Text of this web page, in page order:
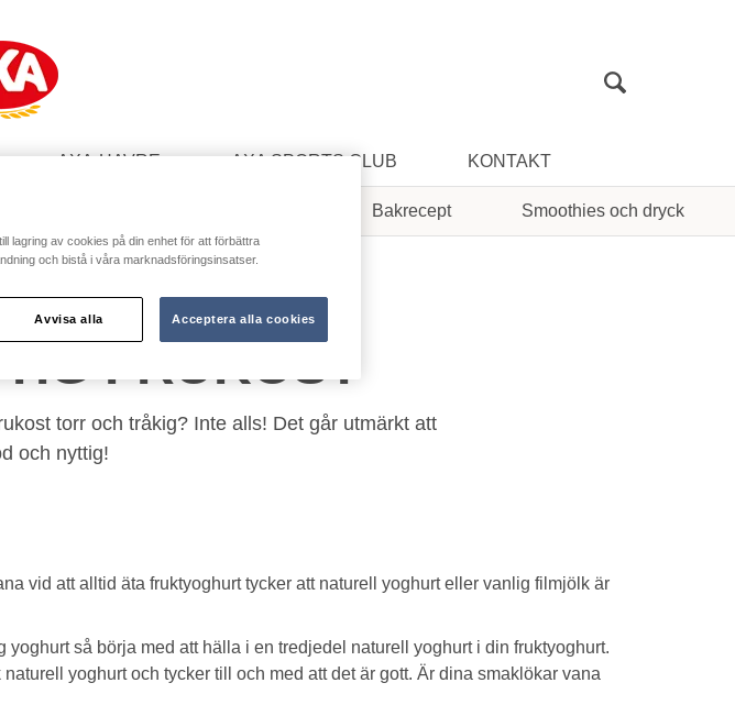
Sök
AXA-HAVRE AXA SPORTS CLUB KONTAKT
Bakrecept Smoothies och dryck
FRUKOST
torr och tråkig? Inte alls! Det går utmärkt att
och nyttig!
vid att alltid äta fruktyoghurt tycker att naturell yoghurt eller vanlig filmjölk är
så börja med att hälla i en tredjedel naturell yoghurt i din fruktyoghurt.
yoghurt och tycker till och med att det är gott. Är dina smaklökar vana
lagring av cookies på din enhet för att förbättra
och bistå i våra marknadsföringsinsatser.
Avvisa alla Acceptera alla cookies